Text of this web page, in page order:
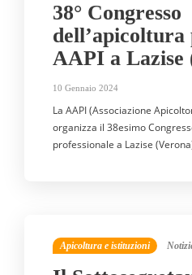
38° Congresso
dell’apicoltura
AAPI a Lazise
10 Gennaio 2024
La AAPI (Associazione
organizza il 38esimo
professionale a Lazise
Apicoltura e istituzioni